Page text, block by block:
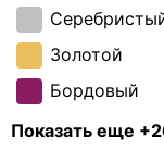
Золотой
Бордовый
Зеленый
Показать еще